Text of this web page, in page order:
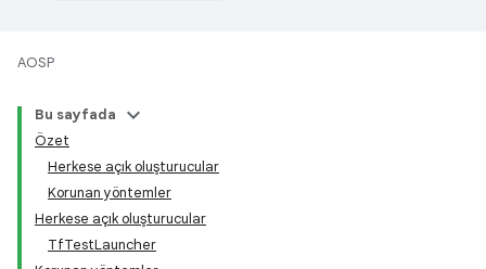
AOSP
Bu sayfada
Özet
Herkese açık oluşturucular
Korunan yöntemler
Herkese açık oluşturucular
TfTestLauncher